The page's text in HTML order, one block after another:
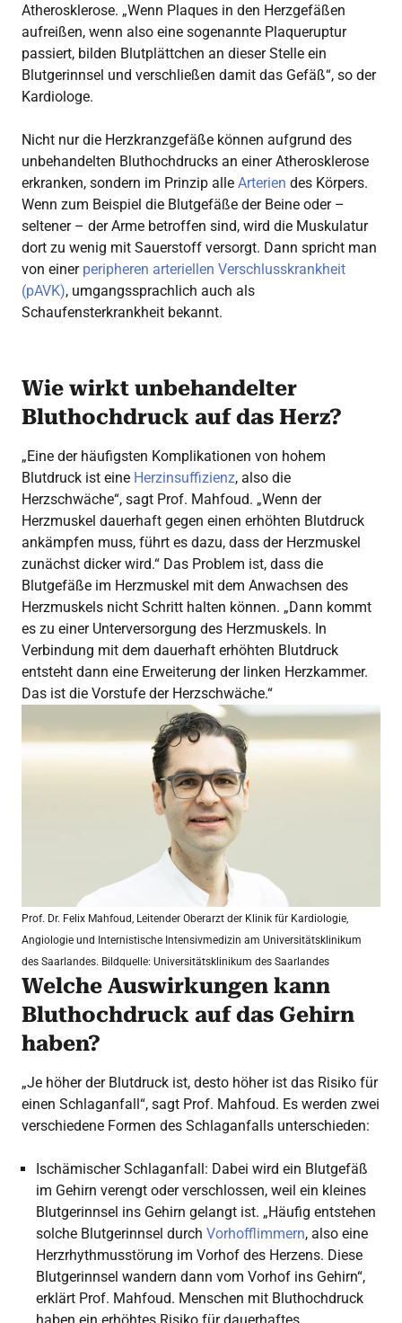
Atherosklerose. „Wenn Plaques in den Herzgefäßen
aufreißen, wenn also eine sogenannte Plaqueruptur
passiert, bilden Blutplättchen an dieser Stelle ein
Blutgerinnsel und verschließen damit das Gefäß“, so der
Kardiologe.
Nicht nur die Herzkranzgefäße können aufgrund des
unbehandelten Bluthochdrucks an einer Atherosklerose
erkranken, sondern im Prinzip alle Arterien des Körpers.
Wenn zum Beispiel die Blutgefäße der Beine oder –
seltener – der Arme betroffen sind, wird die Muskulatur
dort zu wenig mit Sauerstoff versorgt. Dann spricht man
von einer peripheren arteriellen Verschlusskrankheit
(pAVK), umgangssprachlich auch als
Schaufensterkrankheit bekannt.
Wie wirkt unbehandelter
Bluthochdruck auf das Herz?
„Eine der häufigsten Komplikationen von hohem
Blutdruck ist eine Herzinsuffizienz, also die
Herzschwäche“, sagt Prof. Mahfoud. „Wenn der
Herzmuskel dauerhaft gegen einen erhöhten Blutdruck
ankämpfen muss, führt es dazu, dass der Herzmuskel
zunächst dicker wird.“ Das Problem ist, dass die
Blutgefäße im Herzmuskel mit dem Anwachsen des
Herzmuskels nicht Schritt halten können. „Dann kommt
es zu einer Unterversorgung des Herzmuskels. In
Verbindung mit dem dauerhaft erhöhten Blutdruck
entsteht dann eine Erweiterung der linken Herzkammer.
Das ist die Vorstufe der Herzschwäche.“
Prof. Dr. Felix Mahfoud, Leitender Oberarzt der Klinik für Kardiologie,
Angiologie und Internistische Intensivmedizin am Universitätsklinikum
des Saarlandes. Bildquelle: Universitätsklinikum des Saarlandes
Welche Auswirkungen kann
Bluthochdruck auf das Gehirn
haben?
„Je höher der Blutdruck ist, desto höher ist das Risiko für
einen Schlaganfall“, sagt Prof. Mahfoud. Es werden zwei
verschiedene Formen des Schlaganfalls unterschieden:
Ischämischer Schlaganfall: Dabei wird ein Blutgefäß
im Gehirn verengt oder verschlossen, weil ein kleines
Blutgerinnsel ins Gehirn gelangt ist. „Häufig entstehen
solche Blutgerinnsel durch Vorhofflimmern, also eine
Herzrhythmusstörung im Vorhof des Herzens. Diese
Blutgerinnsel wandern dann vom Vorhof ins Gehirn“,
erklärt Prof. Mahfoud. Menschen mit Bluthochdruck